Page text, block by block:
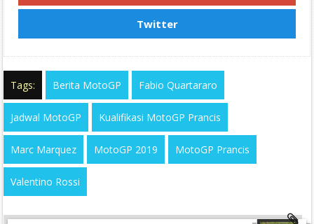
Twitter
Tags: Berita MotoGP Fabio Quartararo
Jadwal MotoGP Kualifikasi MotoGP Prancis
Marc Marquez MotoGP 2019 MotoGP Prancis
Valentino Rossi